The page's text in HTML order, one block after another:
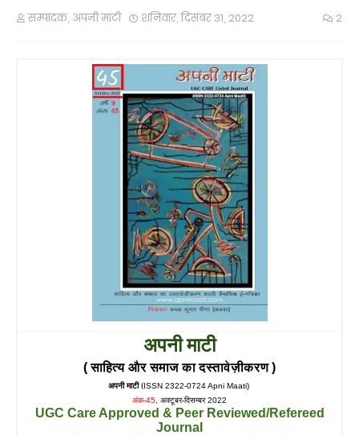
सम्पादक, अपनी माटी शनिवार, दिसंबर 31, 2022 2
अपनी माटी
( साहित्य और समाज का दस्तावेज़ीकरण )
अपनी माटी(ISSN 2322-0724 Apni Maati)
अंक-45 अक्टूबर-दिसम्बर2022
UGC Care Approved & Peer Reviewed/Refereed
Journal